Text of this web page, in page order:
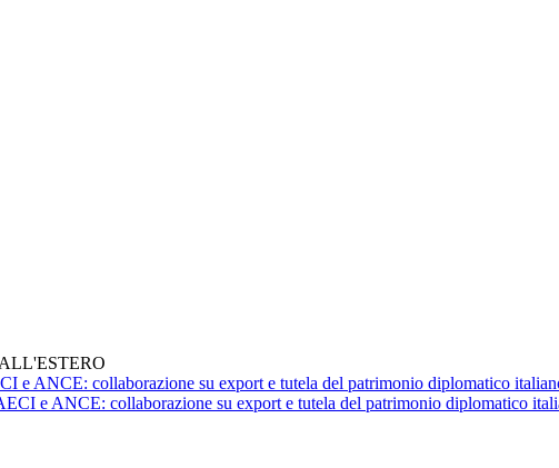
e ANCE: collaborazione su export e tutela del patrimonio diplomatico